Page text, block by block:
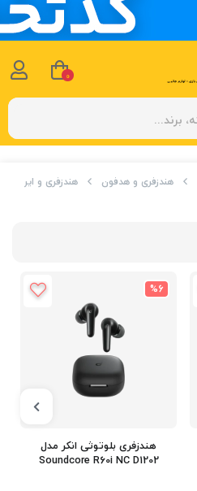
هندزفری و هدفون هندزفری و ایرباد
%6
هندزفری بلوتوثی انکر مدل
Soundcore R60i NC D1202
0